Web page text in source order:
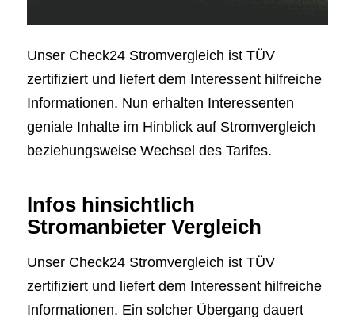
Unser Check24 Stromvergleich ist TÜV
zertifiziert und liefert dem Interessent hilfreiche
Informationen. Nun erhalten Interessenten
geniale Inhalte im Hinblick auf Stromvergleich
beziehungsweise Wechsel des Tarifes.
Infos hinsichtlich
Stromanbieter Vergleich
Unser Check24 Stromvergleich ist TÜV
zertifiziert und liefert dem Interessent hilfreiche
Informationen. Ein solcher Übergang dauert